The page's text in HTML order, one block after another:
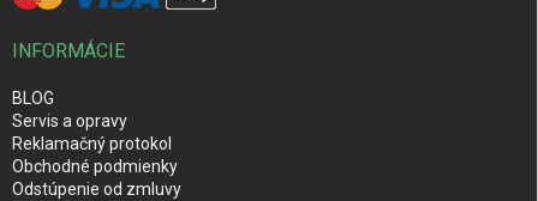
INFORMÁCIE
BLOG
Servis a opravy
Reklamačný protokol
Obchodné podmienky
Odstúpenie od zmluvy